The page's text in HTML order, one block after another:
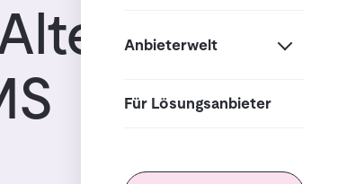
Anbieterwelt
Für Lösungsanbieter